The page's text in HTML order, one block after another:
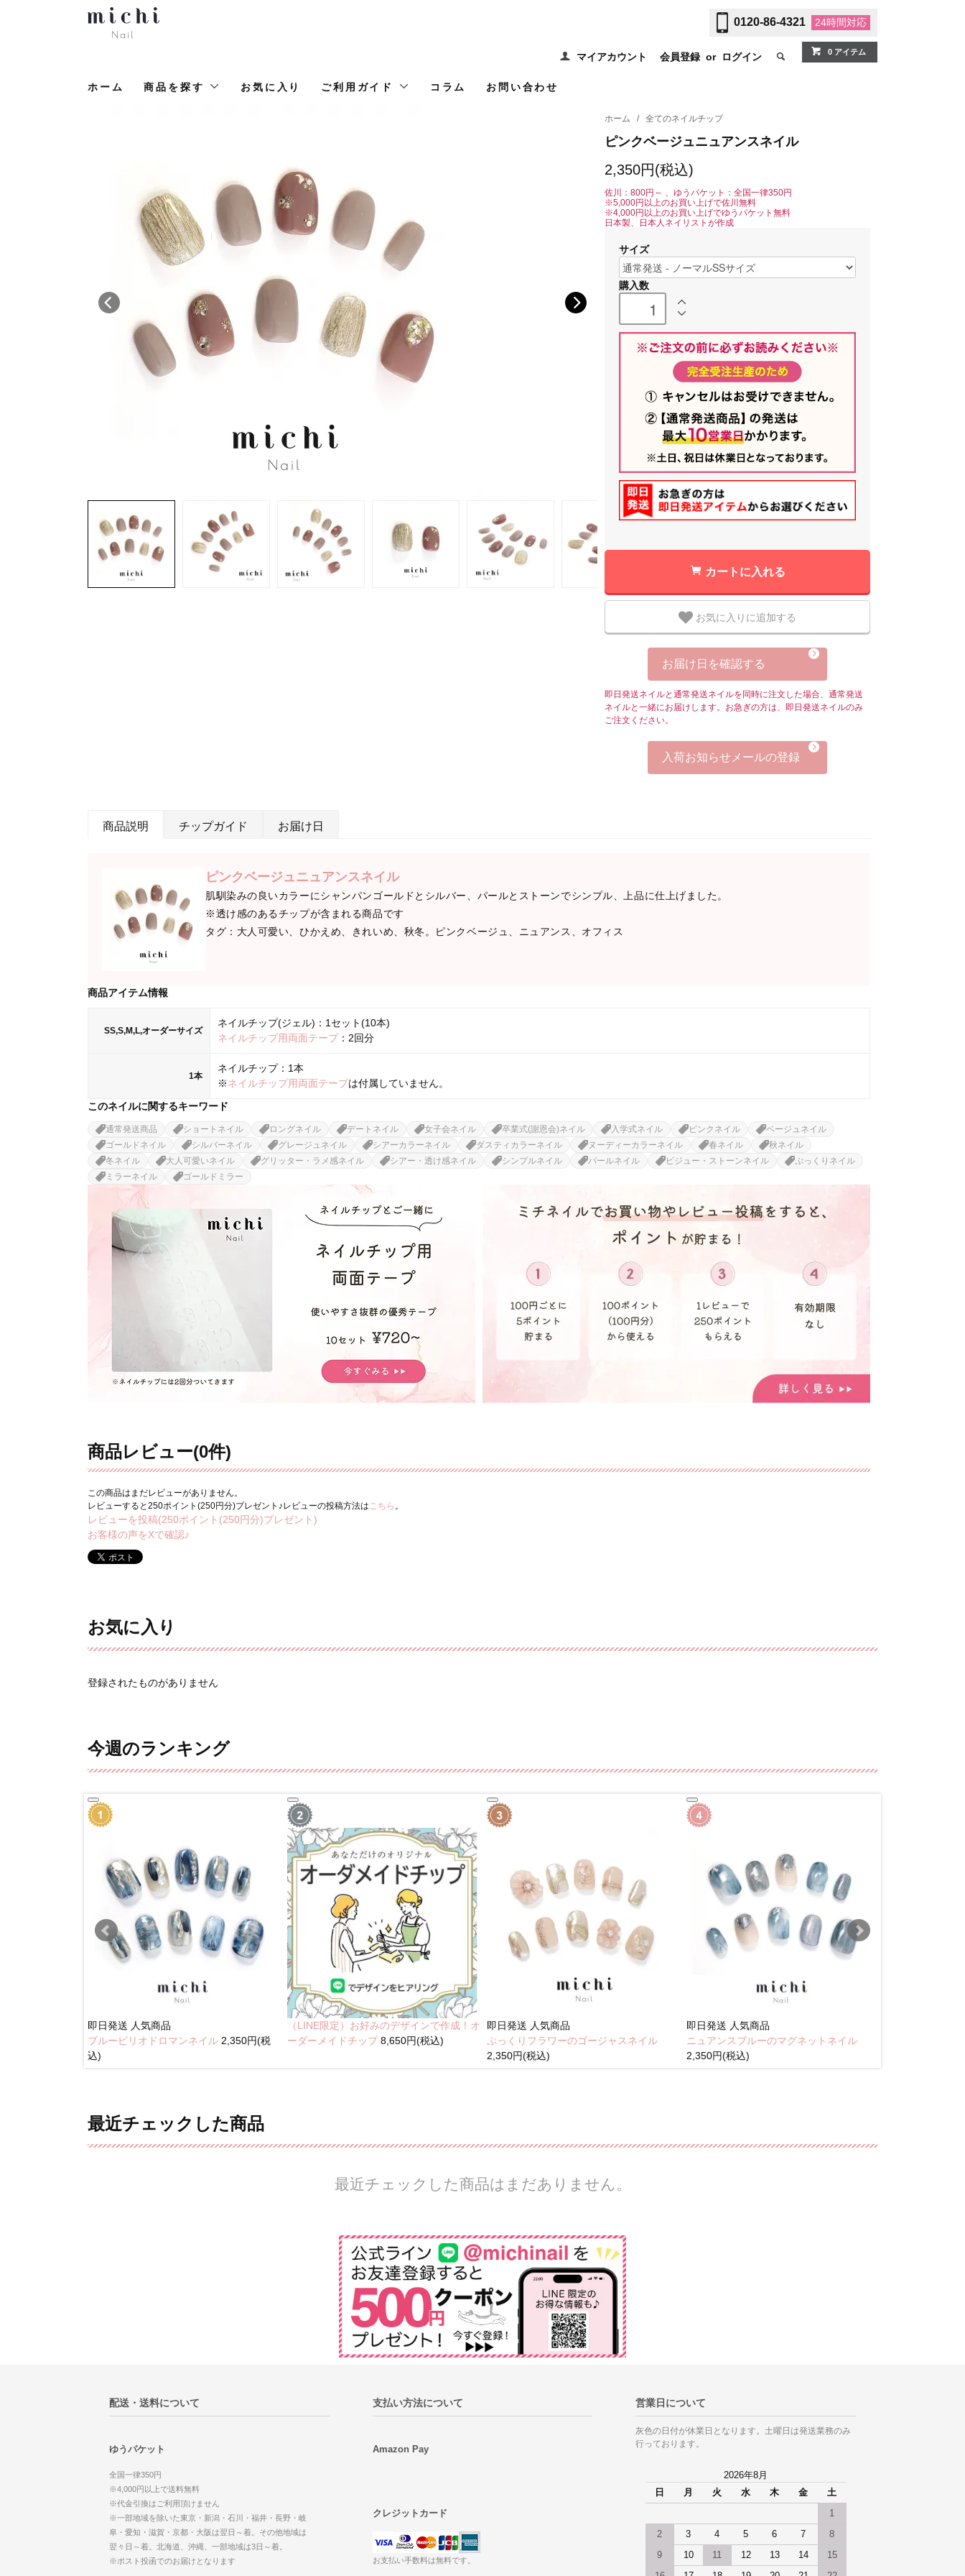
0120-86-4321 24時間対応
マイアカウント 会員登録 or ログイン 0 アイテム
ホーム 商品を探す お気に入り ご利用ガイド コラム お問い合わせ
ホーム / 全てのネイルチップ
ピンクベージュニュアンスネイル
2,350円(税込)
佐川：800円～ 、ゆうパケット：全国一律350円
※5,000円以上のお買い上げで佐川無料
※4,000円以上のお買い上げでゆうパケット無料
日本製、日本人ネイリストが作成
サイズ
購入数
カートに入れる
お気に入りに追加する
お届け日を確認する
即日発送ネイルと通常発送ネイルを同時に注文した場合、通常発送
ネイルと一緒にお届けします。お急ぎの方は、即日発送ネイルのみ
ご注文ください。
入荷お知らせメールの登録
商品説明 チップガイド お届け日
ピンクベージュニュアンスネイル
肌馴染みの良いカラーにシャンパンゴールドとシルバー、パールとストーンでシンプル、上品に仕上げました。
※透け感のあるチップが含まれる商品です
タグ：大人可愛い、ひかえめ、きれいめ、秋冬。ピンクベージュ、ニュアンス、オフィス
商品アイテム情報
SS,S,M,L,オーダーサイズ
ネイルチップ(ジェル)：1セット(10本)
ネイルチップ用両面テープ：2回分
1本
ネイルチップ：1本
※ネイルチップ用両面テープは付属していません。
このネイルに関するキーワード
通常発送商品 ショートネイル ロングネイル デートネイル 女子会ネイル 卒業式(謝恩会)ネイル 入学式ネイル ピンクネイル
ベージュネイル
ゴールドネイル
シルバーネイル グレージュネイル シアーカラーネイル ダスティカラーネイル ヌーディーカラーネイル 春ネイル
秋ネイル
冬ネイル
大人可愛いネイル グリッター・ラメ感ネイル シアー・透け感ネイル シンプルネイル パールネイル ビジュー・ストーンネイル
ぷっくりネイル
ミラーネイル
ゴールドミラー
商品レビュー(0件)
この商品はまだレビューがありません。
レビューすると250ポイント(250円分)プレゼント♪レビューの投稿方法は こちら 。
レビューを投稿(250ポイント(250円分)プレゼント)
お客様の声をXで確認♪
お気に入り
登録されたものがありません
今週のランキング
即日発送 人気商品
ブルーピリオドロマンネイル 2,350円(税
込)
（LINE限定）お好みのデザインで作成！オ
ーダーメイドチップ8,650円(税込)
即日発送 人気商品
ぷっくりフラワーのゴージャスネイル
2,350円(税込)
即日発送 人気商品
ニュアンスブルーのマグネットネイル
2,350円(税込)
最近チェックした商品
最近チェックした商品はまだありません。
配送・送料について
ゆうパケット
全国一律350円
※4,000円以上で送料無料
※代金引換はご利用頂けません
※一部地域を除いた東京・新潟・石川・福井・長野・岐
阜・愛知・滋賀・京都・大阪は翌日～着。その他地域は
翌々日～着。北海道、沖縄、一部地域は3日～着。
※ポスト投函でのお届けとなります
支払い方法について
Amazon Pay
クレジットカード
お支払い手数料は無料です。
営業日について
灰色の日付が休業日となります。土曜日は発送業務のみ
行っております。
2026年8月
日
月 火 水 木 金 土
1
2 3 4 5 6 7 8
9 10 11 12 13 14 15